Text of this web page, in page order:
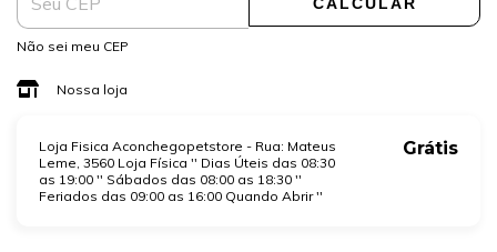
Não sei meu CEP
Nossa loja
Loja Fisica Aconchegopetstore - Rua: Mateus
Leme, 3560 Loja Física '' Dias Úteis das 08:30
as 19:00 '' Sábados das 08:00 as 18:30 ''
Feriados das 09:00 as 16:00 Quando Abrir ''
Grátis